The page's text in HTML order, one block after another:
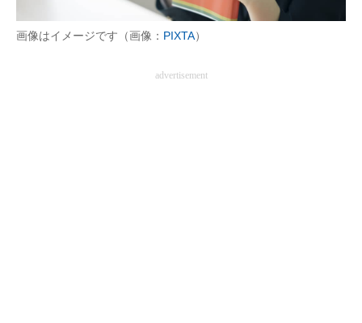
画像はイメージです（画像： PIXTA）
advertisement